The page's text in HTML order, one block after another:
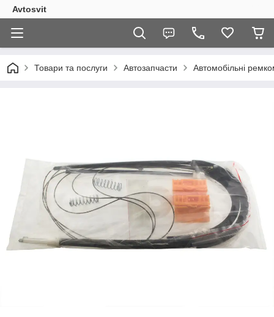
Avtosvit
Товари та послуги Автозапчасти Автомобільні